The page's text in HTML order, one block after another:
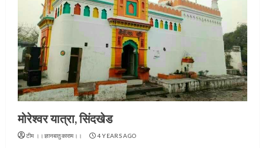
मोरेश्‍वर यात्रा, सिंदखेड
टीम ।।ज्ञानबातुकाराम।। 4 YEARS AGO